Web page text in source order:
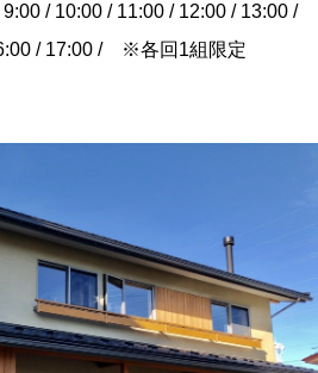
/ 10:00 / 11:00 / 12:00 / 13:00 /
/ 17:00 / ※各回1組限定